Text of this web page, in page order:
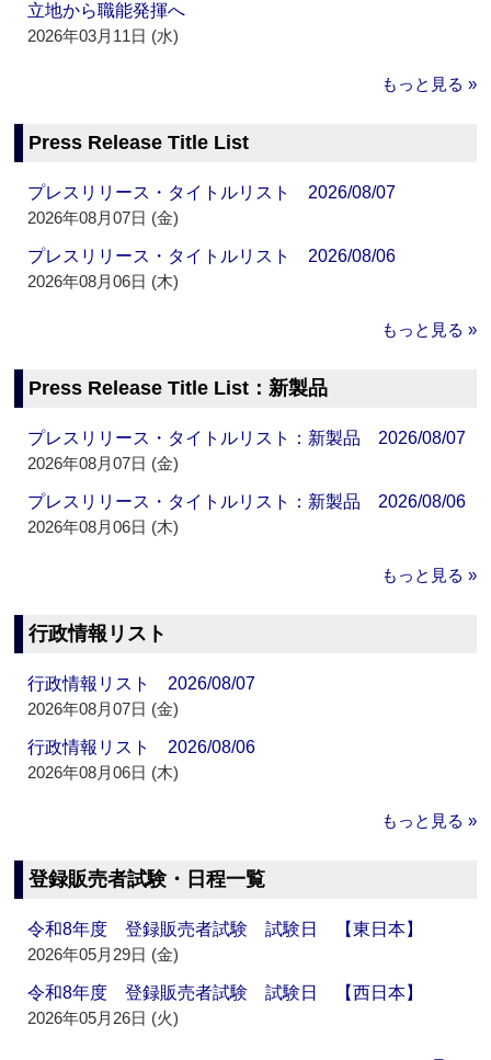
立地から職能発揮へ
2026年03月11日 (水)
もっと見る »
Press Release Title List
プレスリリース・タイトルリスト 2026/08/07
2026年08月07日 (金)
プレスリリース・タイトルリスト 2026/08/06
2026年08月06日 (木)
もっと見る »
Press Release Title List：新製品
プレスリリース・タイトルリスト：新製品 2026/08/07
2026年08月07日 (金)
プレスリリース・タイトルリスト：新製品 2026/08/06
2026年08月06日 (木)
もっと見る »
行政情報リスト
行政情報リスト 2026/08/07
2026年08月07日 (金)
行政情報リスト 2026/08/06
2026年08月06日 (木)
もっと見る »
登録販売者試験・日程一覧
令和8年度 登録販売者試験 試験日 【東日本】
2026年05月29日 (金)
令和8年度 登録販売者試験 試験日 【西日本】
2026年05月26日 (火)